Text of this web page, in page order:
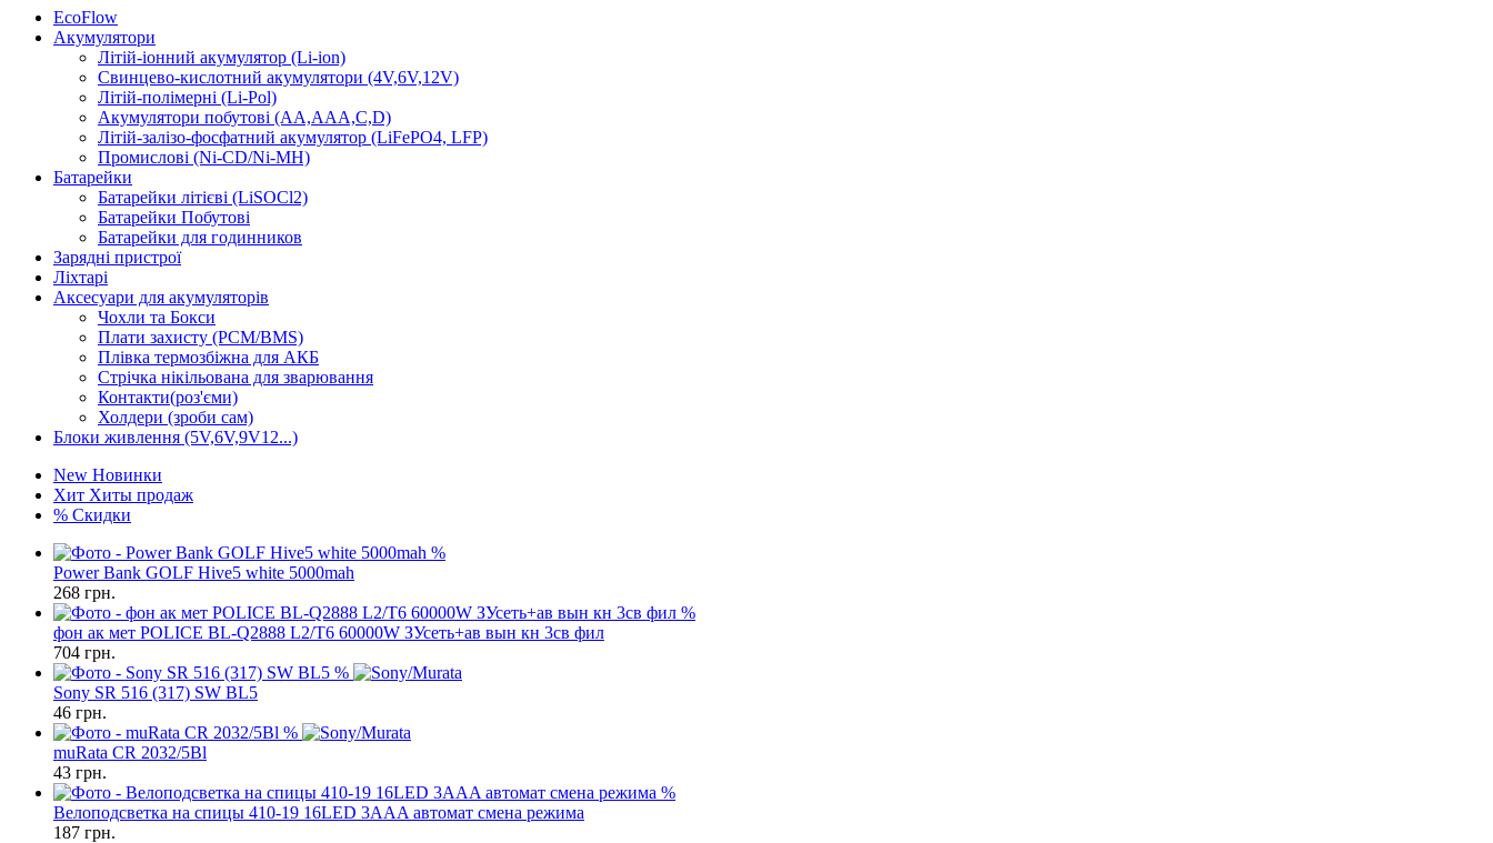
EcoFlow
Акумулятори
Літій-іонний акумулятор (Li-ion)
Свинцево-кислотний акумулятори (4V,6V,12V)
Літій-полімерні (Li-Pol)
Акумулятори побутові (AA,AAA,C,D)
Літій-залізо-фосфатний акумулятор (LiFePO4, LFP)
Промислові (Ni-CD/Ni-MH)
Батарейки
Батарейки літієві (LiSOCl2)
Батарейки Побутові
Батарейки для годинников
Зарядні пристрої
Ліхтарі
Аксесуари для акумуляторів
Чохли та Бокси
Плати захисту (PCM/BMS)
Плівка термозбіжна для АКБ
Стрічка нікільована для зварювання
Контакти(роз'єми)
Холдери (зроби сам)
Блоки живлення (5V,6V,9V12...)
New Новинки
Хит Хиты продаж
% Скидки
%
Power Bank GOLF Hive5 white 5000mah
268 грн.
%
фон ак мет POLICE BL-Q2888 L2/T6 60000W ЗУсеть+ав вын кн 3св фил
704 грн.
%
Sony SR 516 (317) SW BL5
46 грн.
%
muRata CR 2032/5Bl
43 грн.
%
Велоподсветка на спицы 410-19 16LED 3AAA автомат смена режима
187 грн.